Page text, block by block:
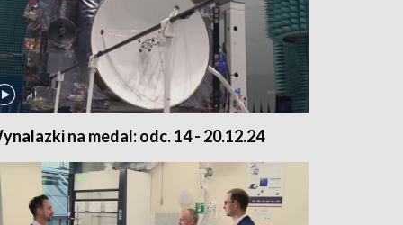
na medal: odc. 14 - 20.12.24